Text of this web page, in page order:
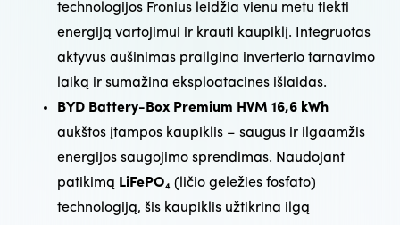
technologijos Fronius leidžia vienu metu tiekti
energiją vartojimui ir krauti kaupiklį. Integruotas
aktyvus aušinimas prailgina inverterio tarnavimo
laiką ir sumažina eksploatacines išlaidas.
BYD Battery-Box Premium HVM 16,6 kWh
aukštos įtampos kaupiklis – saugus ir ilgaamžis
energijos saugojimo sprendimas. Naudojant
patikimą LiFePO₄ (ličio geležies fosfato)
technologiją, šis kaupiklis užtikrina ilgą